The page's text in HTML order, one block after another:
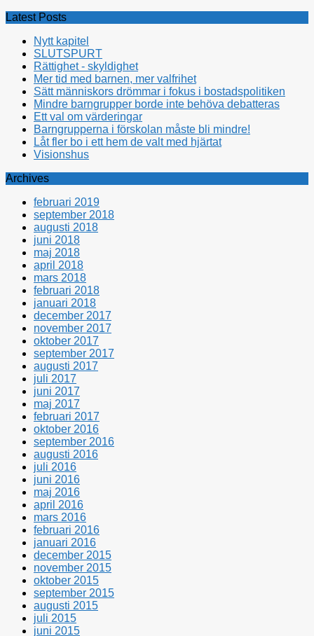
Latest Posts
Nytt kapitel
SLUTSPURT
Rättighet - skyldighet
Mer tid med barnen, mer valfrihet
Sätt människors drömmar i fokus i bostadspolitiken
Mindre barngrupper borde inte behöva debatteras
Ett val om värderingar
Barngrupperna i förskolan måste bli mindre!
Låt fler bo i ett hem de valt med hjärtat
Visionshus
Archives
februari 2019
september 2018
augusti 2018
juni 2018
maj 2018
april 2018
mars 2018
februari 2018
januari 2018
december 2017
november 2017
oktober 2017
september 2017
augusti 2017
juli 2017
juni 2017
maj 2017
februari 2017
oktober 2016
september 2016
augusti 2016
juli 2016
juni 2016
maj 2016
april 2016
mars 2016
februari 2016
januari 2016
december 2015
november 2015
oktober 2015
september 2015
augusti 2015
juli 2015
juni 2015